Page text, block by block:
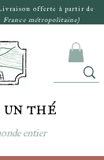
un thé
entier
offerte à partir de
France métropolitaine)